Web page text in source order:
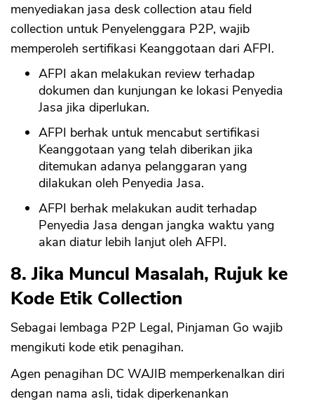
menyediakan jasa desk collection atau field
collection untuk Penyelenggara P2P, wajib
memperoleh sertifikasi Keanggotaan dari AFPI.
AFPI akan melakukan review terhadap
dokumen dan kunjungan ke lokasi Penyedia
Jasa jika diperlukan.
AFPI berhak untuk mencabut sertifikasi
Keanggotaan yang telah diberikan jika
ditemukan adanya pelanggaran yang
dilakukan oleh Penyedia Jasa.
AFPI berhak melakukan audit terhadap
Penyedia Jasa dengan jangka waktu yang
akan diatur lebih lanjut oleh AFPI.
8. Jika Muncul Masalah, Rujuk ke
Kode Etik Collection
Sebagai lembaga P2P Legal, Pinjaman Go wajib
mengikuti kode etik penagihan.
Agen penagihan DC WAJIB memperkenalkan diri
dengan nama asli, tidak diperkenankan